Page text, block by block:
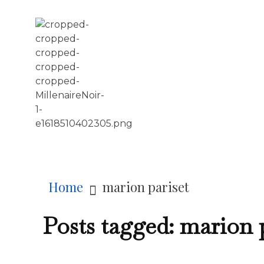
Home marion pariset
Posts tagged: marion